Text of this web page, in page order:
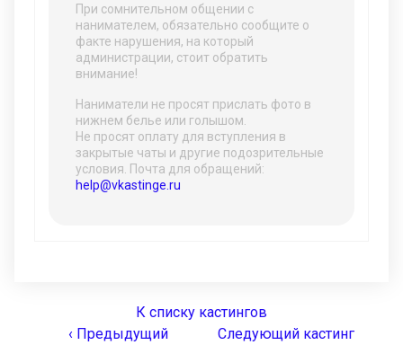
При сомнительном общении с
нанимателем, обязательно сообщите о
факте нарушения, на который
администрации, стоит обратить
внимание!
Наниматели не просят прислать фото в
нижнем белье или голышом.
Не просят оплату для вступления в
закрытые чаты и другие подозрительные
условия. Почта для обращений:
help@vkastinge.ru
К списку кастингов
‹ Предыдущий
Следующий кастинг